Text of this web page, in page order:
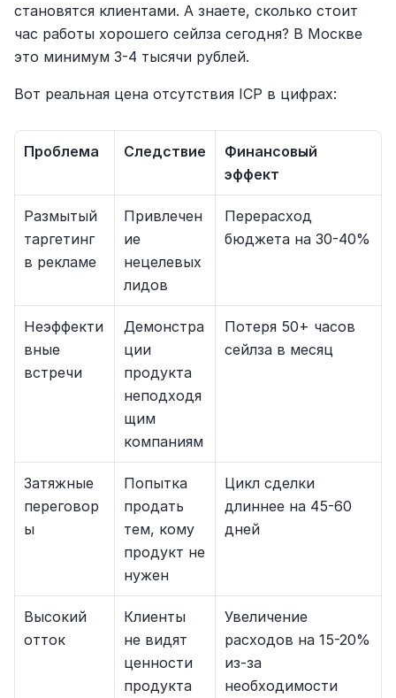
становятся клиентами. А знаете, сколько стоит
час работы хорошего сейлза сегодня? В Москве
это минимум 3-4 тысячи рублей.
Вот реальная цена отсутствия ICP в цифрах:
Проблема Следствие
Финансовый
эффект
Размытый
таргетинг
в рекламе
Привлечен
ие
нецелевых
лидов
Перерасход
бюджета на 30-40%
Неэффекти
вные
встречи
Демонстра
ции
продукта
неподходя
щим
компаниям
Потеря 50+ часов
сейлза в месяц
Затяжные
переговор
ы
Попытка
продать
тем, кому
продукт не
нужен
Цикл сделки
длиннее на 45-60
дней
Высокий
отток
Клиенты
не видят
ценности
продукта
Увеличение
расходов на 15-20%
из-за
необходимости